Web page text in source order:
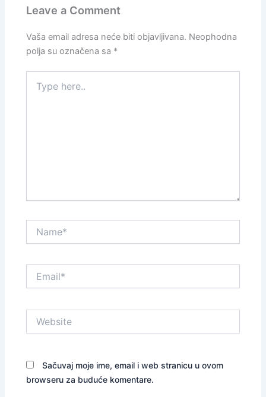
Leave a Comment
Vaša email adresa neće biti objavljivana. Neophodna
polja su označena sa *
here..
Sačuvaj moje ime, email i web stranicu u ovom
browseru za buduće komentare.